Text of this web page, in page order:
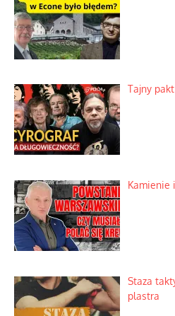
Tajny
Kamienie
Staza
plastra